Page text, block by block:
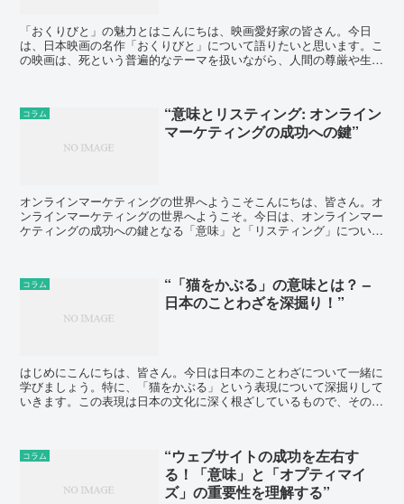
「おくりびと」の魅力とはこんにちは、映画愛好家の皆さん。今日
は、日本映画の名作「おくりびと」について語りたいと思います。こ
の映画は、死という普遍的なテーマを扱いながら、人間の尊厳や生き
コラム
“意味とリスティング: オンライン
マーケティングの成功への鍵”
オンラインマーケティングの世界へようこそこんにちは、皆さん。オ
ンラインマーケティングの世界へようこそ。今日は、オンラインマー
ケティングの成功への鍵となる「意味」と「リスティング」について
コラム
“「猫をかぶる」の意味とは？ –
日本のことわざを深掘り！”
はじめにこんにちは、皆さん。今日は日本のことわざについて一緒に
学びましょう。特に、「猫をかぶる」という表現について深掘りして
いきます。この表現は日本の文化に深く根ざしているもので、その意
コラム
“ウェブサイトの成功を左右す
る！「意味」と「オプティマイ
ズ」の重要性を理解する”